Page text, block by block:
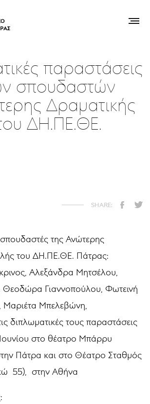
παραστάσεις
σπουδαστών
Δραματικής
ΔΗ.ΠΕ.ΘΕ.
σπουδαστές της Ανώτερης
του ΔΗ.ΠΕ.ΘΕ. Πάτρας:
Αλεξάνδρα Μητσέλου,
Θεοδώρα Γιαννοπούλου, Φωτεινή
Μπελεβώνη,
διπλωματικές τους παραστάσεις
στο θέατρο Μπάρρυ
Πάτρα και στο Θέατρο Σταθμός
55), στην Αθήνα